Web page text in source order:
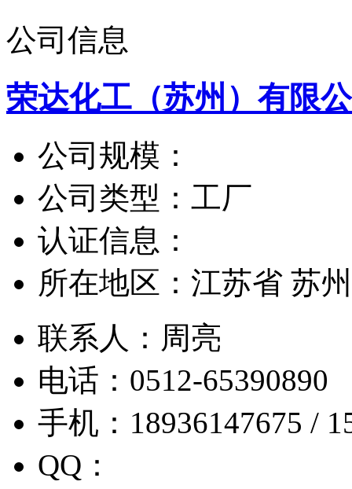
公司信息
荣达化工（苏州）有限
公司规模：
公司类型： 工厂
认证信息：
所在地区： 江苏省 苏州
联系人： 周亮
电话： 0512-65390890
手机： 18936147675 /
QQ：